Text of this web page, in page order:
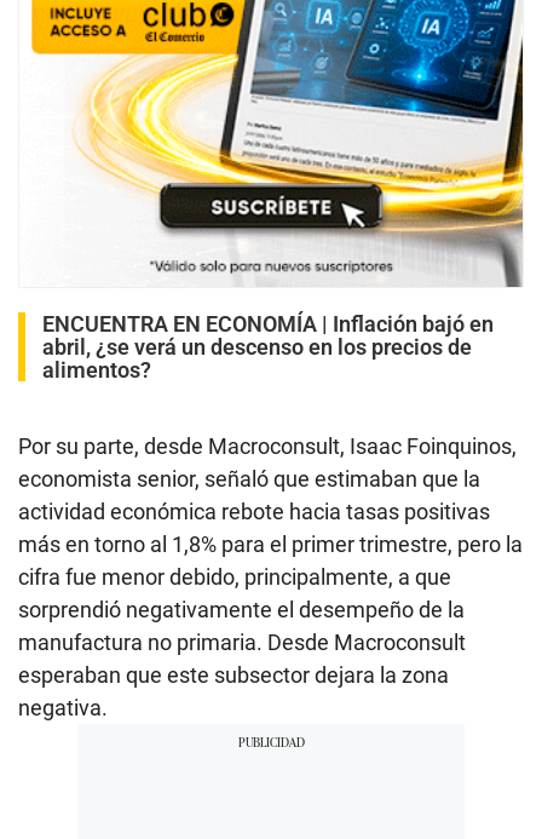
ENCUENTRA EN ECONOMÍA | Inflación bajó en
abril, ¿se verá un descenso en los precios de
alimentos?
Por su parte, desde Macroconsult, Isaac Foinquinos,
economista senior, señaló que estimaban que la
actividad económica rebote hacia tasas positivas
más en torno al 1,8% para el primer trimestre, pero la
cifra fue menor debido, principalmente, a que
sorprendió negativamente el desempeño de la
manufactura no primaria. Desde Macroconsult
esperaban que este subsector dejara la zona
negativa.